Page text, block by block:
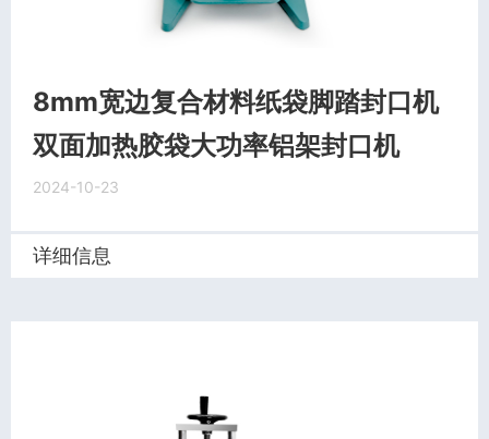
8mm宽边复合材料纸袋脚踏封口机
双面加热胶袋大功率铝架封口机
2024-10-23
详细信息